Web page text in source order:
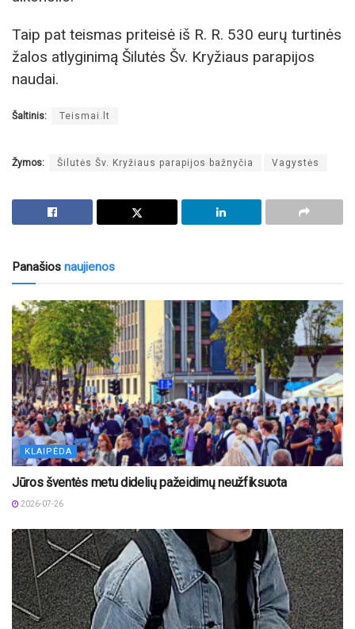
Taip pat teismas priteisė iš R. R. 530 eurų turtinės
žalos atlyginimą Šilutės Šv. Kryžiaus parapijos
naudai.
Šaltinis: Teismai.lt
Žymos: Šilutės Šv. Kryžiaus parapijos bažnyčia Vagystės
Panašios naujienos
KLAIPĖDA
Jūros šventės metu didelių pažeidimų neužfiksuota
2026-07-26